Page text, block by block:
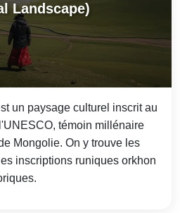
Landscape)
un paysage culturel inscrit au
témoin millénaire
Mongolie. On y trouve les
inscriptions runiques orkhon